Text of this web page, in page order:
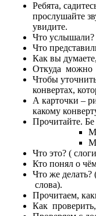
Ребята,
прослушайте
увидите.
Что услышали?
Что
Как вы
Откуда можно
Чтобы
конвертах,
А карточки –
какому
Что это? (
Кто понял о
Что же
слова).
Прочитаем,
Как